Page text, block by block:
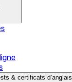
& certificats d’anglais